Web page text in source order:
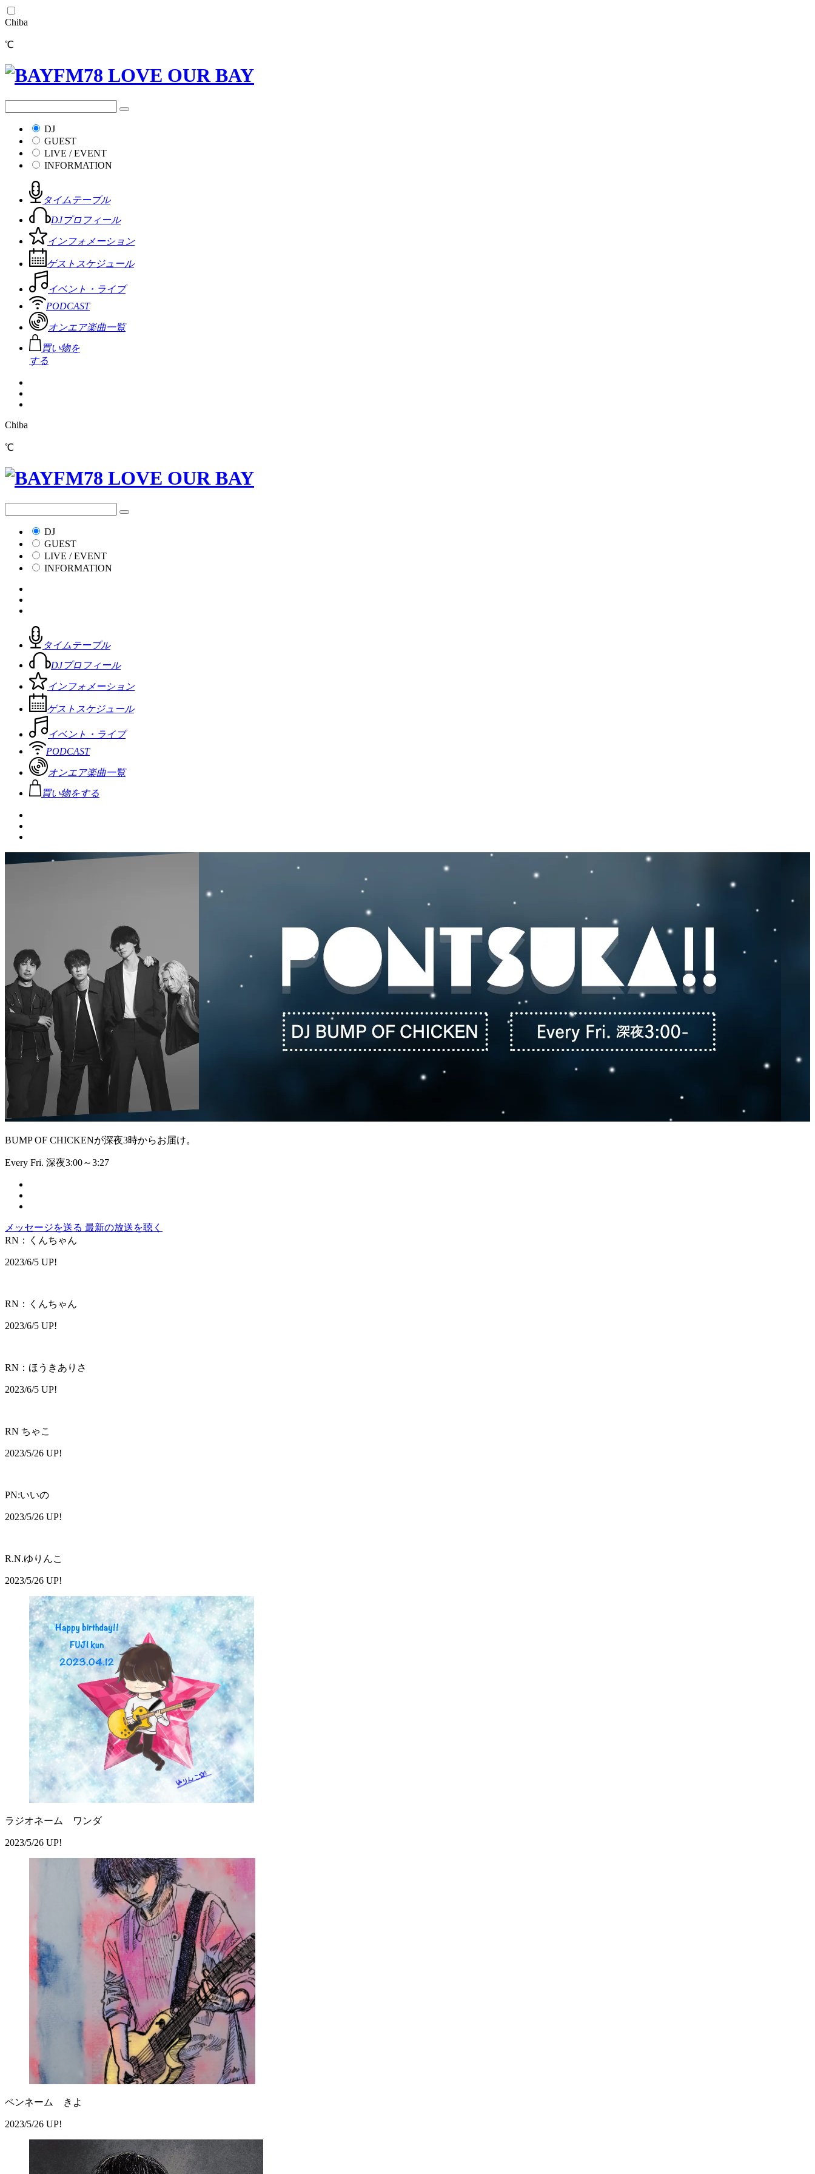
Chiba
℃
DJ
GUEST
LIVE / EVENT
INFORMATION
タイムテーブル
DJプロフィール
インフォメーション
ゲストスケジュール
イベント・ライブ
PODCAST
オンエア楽曲一覧
買い物を
する
Chiba
℃
DJ
GUEST
LIVE / EVENT
INFORMATION
タイムテーブル
DJプロフィール
インフォメーション
ゲストスケジュール
イベント・ライブ
PODCAST
オンエア楽曲一覧
買い物をする
BUMP OF CHICKENが深夜3時からお届け。
Every Fri. 深夜3:00～3:27
メッセージを送る 最新の放送を聴く
RN：くんちゃん
2023/6/5 UP!
RN：くんちゃん
2023/6/5 UP!
RN：ほうきありさ
2023/6/5 UP!
RN ちゃこ
2023/5/26 UP!
PN:いいの
2023/5/26 UP!
R.N.ゆりんこ
2023/5/26 UP!
ラジオネーム ワンダ
2023/5/26 UP!
ペンネーム きよ
2023/5/26 UP!